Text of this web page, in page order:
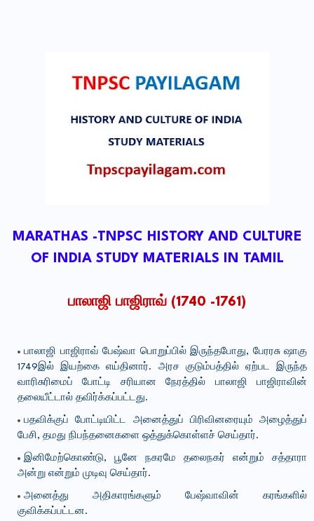
MARATHAS -TNPSC HISTORY AND CULTURE
OF INDIA STUDY MATERIALS IN TAMIL
பாலாஜி பாஜிராவ் (1740 -1761)
பாலாஜி பாஜிராவ் பேஷ்வா பொறுப்பில் இருந்தபோது, பேரரசு ஷாகு
1749இல் இயற்கை எய்தினார். அரச குடும்பத்தில் ஏற்பட இருந்த
வாரிசுரிமைப் போட்டி சரியான நேரத்தில் பாலாஜி பாஜிராவின்
தலையீட்டால் தவிர்க்கப்பட்டது.
பதவிக்குப் போட்டியிட்ட அனைத்துப் பிரிவினரையும் அழைத்துப்
பேசி, தமது நிபந்தனைகளை ஒத்துக்கொள்ளச் செய்தார்.
இனிமேற்கொண்டு, பூனே நகரமே தலைநகர் என்றும் சத்தாரா
அன்று என்றும் முடிவு செய்தார்.
அனைத்து அதிகாரங்களும் பேஷ்வாவின் கரங்களில்
குவிக்கப்பட்டன.